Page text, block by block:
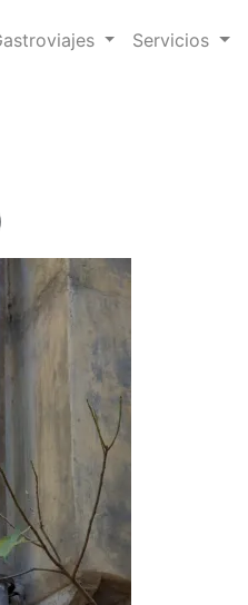
Servicios